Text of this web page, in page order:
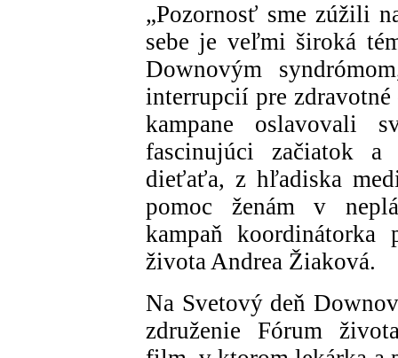
„Pozornosť sme zúžili
sebe je veľmi široká
Downovým
interrupcií pre
kampane oslavovali
fascinujúci začiatok a
dieťaťa, z hľadiska
pomoc ženám v
kampaň koordinátorka
života Andrea Žiaková.
Na Svetový deň
združenie Fórum